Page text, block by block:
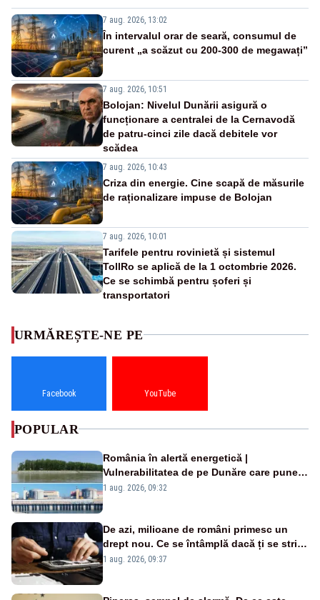
7 aug. 2026, 13:02
În intervalul orar de seară, consumul de
curent „a scăzut cu 200-300 de megawați”
7 aug. 2026, 10:51
Bolojan: Nivelul Dunării asigură o
funcționare a centralei de la Cernavodă
de patru-cinci zile dacă debitele vor
scădea
7 aug. 2026, 10:43
Criza din energie. Cine scapă de măsurile
de raționalizare impuse de Bolojan
7 aug. 2026, 10:01
Tarifele pentru rovinietă și sistemul
TollRo se aplică de la 1 octombrie 2026.
Ce se schimbă pentru șoferi și
transportatori
URMĂREȘTE-NE PE
Facebook YouTube
POPULAR
România în alertă energetică |
Vulnerabilitatea de pe Dunăre care pune
în pericol Centrala Cernavodă era
1 aug. 2026, 09:32
De azi, milioane de români primesc un
drept nou. Ce se întâmplă dacă ți se strică
un produs
1 aug. 2026, 09:37